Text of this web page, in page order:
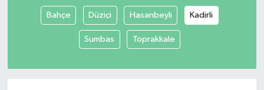
Bahçe Düziçi Hasanbeyli Kadirli
Sumbas Toprakkale